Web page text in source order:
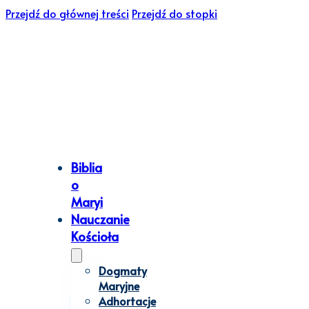
Przejdź do głównej treści Przejdź do stopki
Biblia
o
Maryi
Nauczanie
Kościoła
Dogmaty
Maryjne
Adhortacje